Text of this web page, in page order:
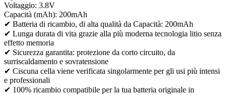
Voltaggio: 3.8V
Capacità (mAh): 200mAh
✔ Batteria di ricambio, di alta qualità da Capacità: 200mAh
✔ Lunga durata di vita grazie alla più moderna tecnologia litio senza
effetto memoria
✔ Sicurezza garantita: protezione da corto circuito, da
surriscaldamento e sovratensione
✔ Ciscuna cella viene verificata singolarmente per gli usi più intensi
e professionali
✔ 100% ricambio compatibile per la tua batteria originale in